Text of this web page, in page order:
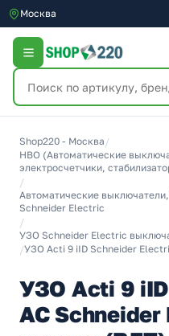
Москва
Shop220 - Москва /
НВО (Автоматические
электросчетчики,
/
Автоматические
Schneider Electric
/
УЗО Schneider Electric
/УЗО Acti 9 iID Schneider
УЗО Acti 9
AC